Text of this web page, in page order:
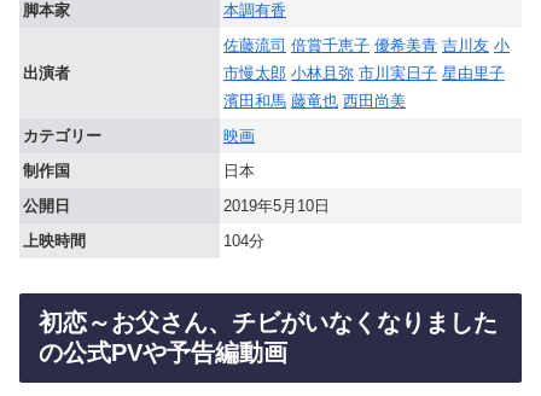
脚本家
本調有香
出演者
佐藤流司 倍賞千恵子 優希美青 吉川友 小
市慢太郎 小林且弥 市川実日子 星由里子
濱田和馬 藤竜也 西田尚美
カテゴリー
映画
制作国
日本
公開日
2019年5月10日
上映時間
104分
初恋～お父さん、チビがいなくなりました
の公式PVや予告編動画